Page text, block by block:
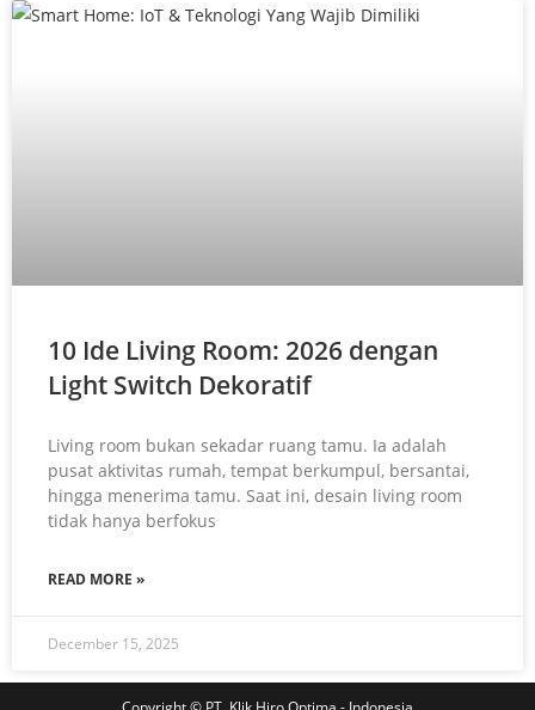
10 Ide Living Room: 2026 dengan
Light Switch Dekoratif
Living room bukan sekadar ruang tamu. Ia adalah
pusat aktivitas rumah, tempat berkumpul, bersantai,
hingga menerima tamu. Saat ini, desain living room
tidak hanya berfokus
READ MORE »
December 15, 2025